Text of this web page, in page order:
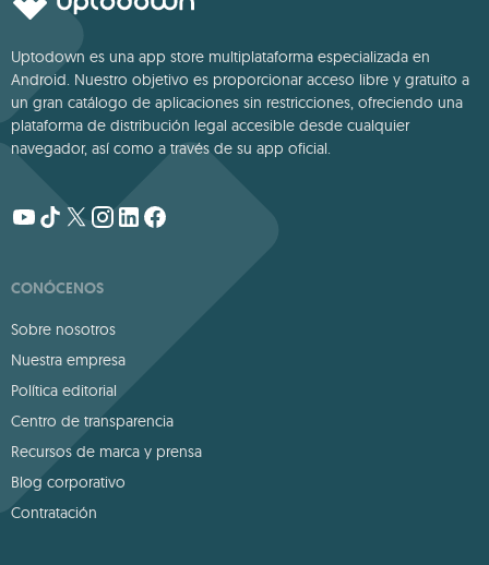
Uptodown es una app store multiplataforma especializada en
Android. Nuestro objetivo es proporcionar acceso libre y gratuito a
un gran catálogo de aplicaciones sin restricciones, ofreciendo una
plataforma de distribución legal accesible desde cualquier
navegador, así como a través de su app oficial.
CONÓCENOS
Sobre nosotros
Nuestra empresa
Política editorial
Centro de transparencia
Recursos de marca y prensa
Blog corporativo
Contratación